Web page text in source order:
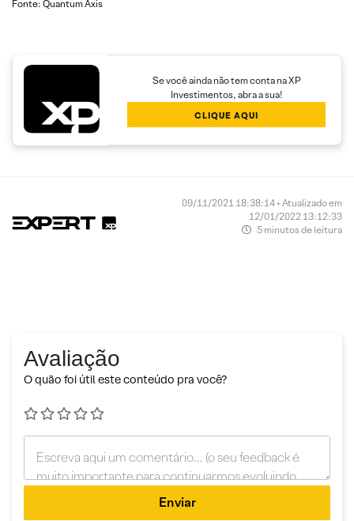
Fonte: Quantum Axis
Se você ainda não tem conta na XP
Investimentos, abra a sua!
CLIQUE AQUI
09/11/2021 18:38:14 • Atualizado em
12/01/2022 13:12:33
5 minutos de leitura
Avaliação
O quão foi útil este conteúdo pra você?
Enviar